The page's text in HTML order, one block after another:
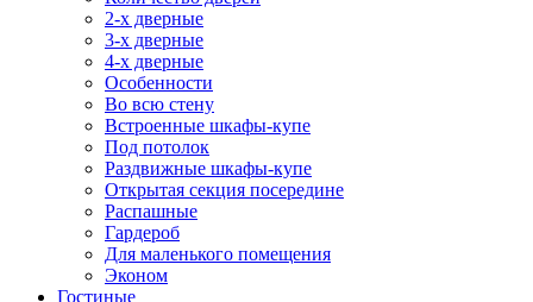
2-х дверные
3-х дверные
4-х дверные
Особенности
Во всю стену
Встроенные шкафы-купе
Под потолок
Раздвижные шкафы-купе
Открытая секция посередине
Распашные
Гардероб
Для маленького помещения
Эконом
Гостиные